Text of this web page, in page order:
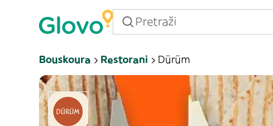
Bouskoura Restorani Dürüm